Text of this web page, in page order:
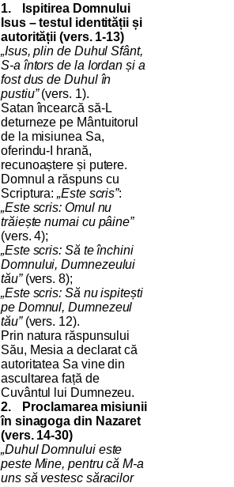
1.
Ispitirea Domnului
Isus – testul identității și
autorității (vers. 1-13)
„Isus, plin de Duhul Sfânt,
S-a întors de la Iordan și a
fost dus de Duhul în
pustiu”(vers. 1).
Satan încearcă să-L
deturneze pe Mântuitorul
de la misiunea Sa,
oferindu-I hrană,
recunoaștere și putere.
Domnul a răspuns cu
Scriptura:„Este scris”:
„Este scris: Omul nu
trăiește numai cu pâine”
(vers. 4);
„Este scris: Să te închini
Domnului, Dumnezeului
tău”(vers. 8);
„Este scris: Să nu ispitești
pe Domnul, Dumnezeul
tău”(vers. 12).
Prin natura răspunsului
Său, Mesia a declarat că
autoritatea Sa vine din
ascultarea față de
Cuvântul lui Dumnezeu.
2.
Proclamarea misiunii
în sinagoga din Nazaret
(vers. 14-30)
„Duhul Domnului este
peste Mine, pentru că M-a
uns să vestesc săracilor